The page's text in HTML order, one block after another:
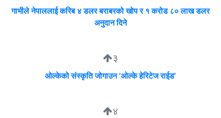
गाभीले नेपाललाई करिब ४ डलर बराबरको खोप र १ करोड ८० लाख डलर
अनुदान दिने
३
ओल्केको संस्कृति जोगाउन ‘ओल्के हेरिटेज राईड’
४